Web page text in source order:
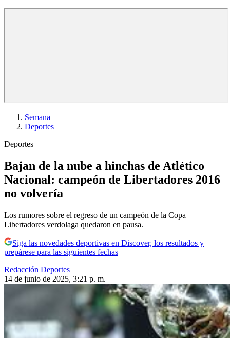
Semana|
Deportes
Deportes
Bajan de la nube a hinchas de Atlético
Nacional: campeón de Libertadores 2016
no volvería
Los rumores sobre el regreso de un campeón de la Copa
Libertadores verdolaga quedaron en pausa.
Siga las novedades deportivas en Discover, los resultados y
prepárese para las siguientes fechas
Redacción Deportes
14 de junio de 2025, 3:21 p. m.